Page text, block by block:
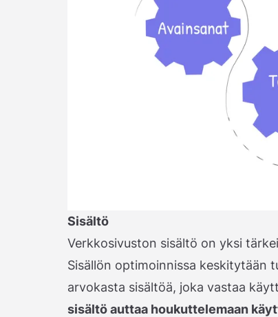
Sisältö
Verkkosivuston sisältö on yksi
Sisällön optimoinnissa keskitytään
arvokasta sisältöä, joka vastaa
sisältö auttaa houkuttelemaan